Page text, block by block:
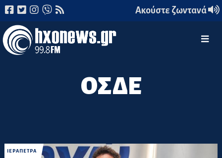
Ακούστε ζωντανά
ΟΣΔΕ
ΙΕΡΑΠΕΤΡΑ